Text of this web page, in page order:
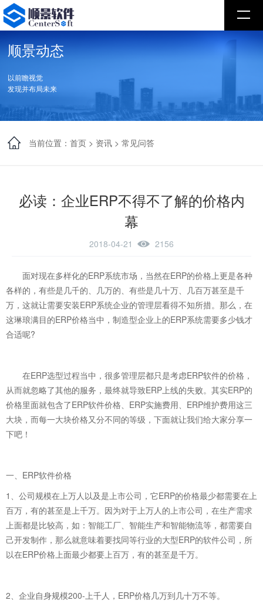
顺景动态
以前瞻视觉
发现并布局未来
当前位置：首页 > 资讯 >常见问答
必读：企业ERP不得不了解的价格内
幕
2018-04-21 2156
面对现在多样化的ERP系统市场，当然在ERP的价格上更是各种
各样的，有些是几千的、几万的、有些是几十万、几百万甚至是千
万，这就让需要安装ERP系统企业的管理层看得不知所措。那么，在
这琳琅满目的ERP价格当中，制造型企业上的ERP系统需要多少钱才
合适呢?
在ERP选型过程当中，很多管理层都只是考虑ERP软件的价格，
从而就忽略了其他的服务，最终就导致ERP上线的失败。其实ERP的
价格里面就包含了ERP软件价格、ERP实施费用、ERP维护费用这三
大块，而每一大块价格又分不同的等级，下面就让我们给大家分享一
下吧！
一、ERP软件价格
1、公司规模在上万人以及是上市公司，它ERP的价格最少都需要在上
百万，有的甚至是上千万。因为对于上万人的上市公司，在生产需求
上面都是比较高，如：智能工厂、智能生产和智能物流等，都需要自
己开发制作，那么就意味着要找同等行业的大型ERP的软件公司，所
以在ERP价格上面最少都要上百万，有的甚至是千万。
2、企业自身规模200-上千人，ERP价格几万到几十万不等。